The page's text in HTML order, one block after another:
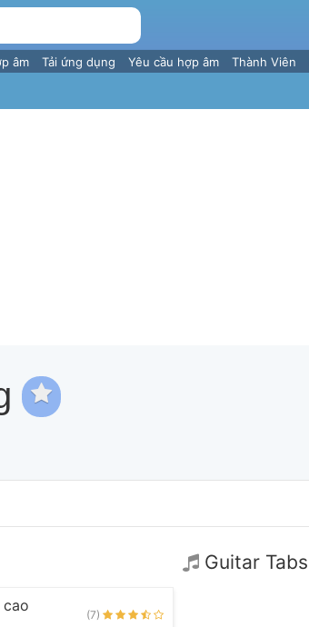
âm Tải ứng dụng Yêu cầu hợp âm Thành Viên
(7)
Guitar Tabs